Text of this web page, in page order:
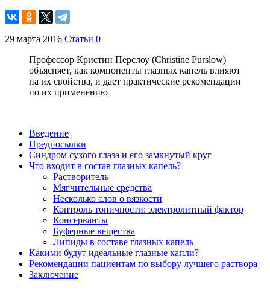
29 марта 2016 Статьи 0
Профессор Кристин Перслоу (Christine Purslow)
объясняет, как компоненты глазных капель влияют
на их свойства, и дает практические рекомендации
по их применению
Введение
Предпосылки
Синдром сухого глаза и его замкнутый круг
Что входит в состав глазных капель?
Растворитель
Мягчительные средства
Несколько слов о вязкости
Контроль тоничности: электролитный фактор
Консерванты
Буферные вещества
Липиды в составе глазных капель
Какими будут идеальные глазные капли?
Рекомендации пациентам по выбору лучшего раствора
Заключение